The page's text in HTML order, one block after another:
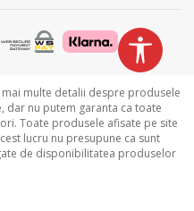
multe detalii despre produsele
dar nu putem garanta ca toate
Toate produsele afisate pe site
lucru nu presupune ca sunt
de disponibilitatea produselor